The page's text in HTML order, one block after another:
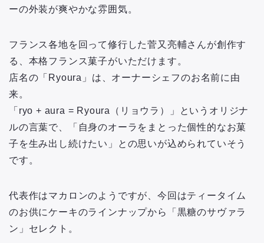
ーの外装が爽やかな雰囲気。
フランス各地を回って修行した菅又亮輔さんが創作す
る、本格フランス菓子がいただけます。
店名の「Ryoura」は、オーナーシェフのお名前に由
来。
「ryo + aura = Ryoura（リョウラ）」というオリジナ
ルの言葉で、「自身のオーラをまとった個性的なお菓
子を生み出し続けたい」との思いが込められていそう
です。
代表作はマカロンのようですが、今回はティータイム
のお供にケーキのラインナップから「黒糖のサヴァラ
ン」セレクト。